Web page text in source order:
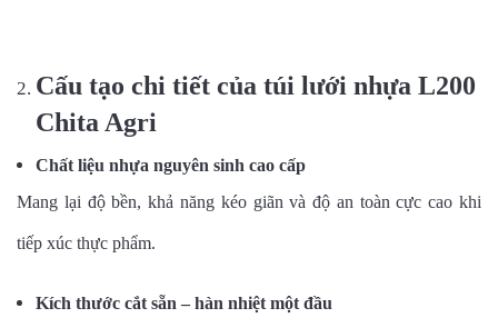
Cấu tạo chi tiết của túi lưới nhựa L200
Chita Agri
Chất liệu nhựa nguyên sinh cao cấp
Mang lại độ bền, khả năng kéo giãn và độ an toàn cực cao khi
tiếp xúc thực phẩm.
Kích thước cắt sẵn – hàn nhiệt một đầu